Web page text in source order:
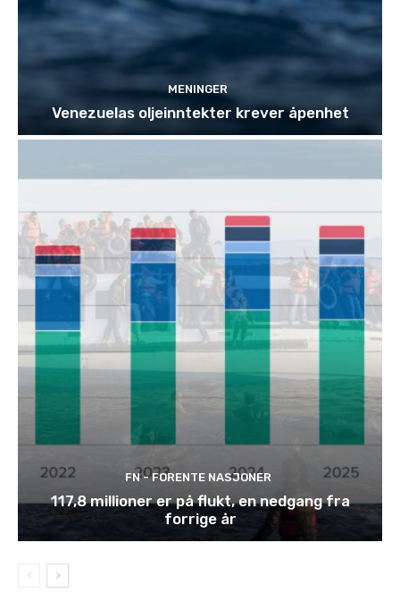
MENINGER
Venezuelas oljeinntekter krever åpenhet
FN - FORENTE NASJONER
117,8 millioner er på flukt, en nedgang fra
forrige år